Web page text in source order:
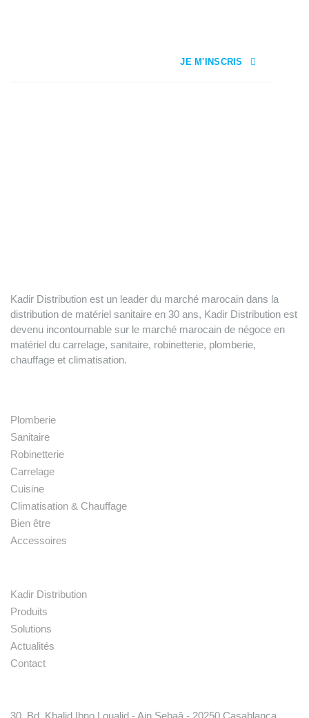
JE M'INSCRIS
Kadir Distribution est un leader du marché marocain dans la
distribution de matériel sanitaire en 30 ans, Kadir Distribution est
devenu incontournable sur le marché marocain de négoce en
matériel du carrelage, sanitaire, robinetterie, plomberie,
chauffage et climatisation.
Plomberie
Sanitaire
Robinetterie
Carrelage
Cuisine
Climatisation & Chauffage
Bien être
Accessoires
Kadir Distribution
Produits
Solutions
Actualités
Contact